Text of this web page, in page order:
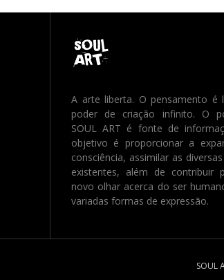
A arte liberta. O pensamento é
poder de criação infinito. O
SOUL ART é fonte de
objetivo é proporcionar a
consciência, assimilar as
existentes, além de contribuir
novo olhar acerca do ser
variadas formas de expressão.
SOUL